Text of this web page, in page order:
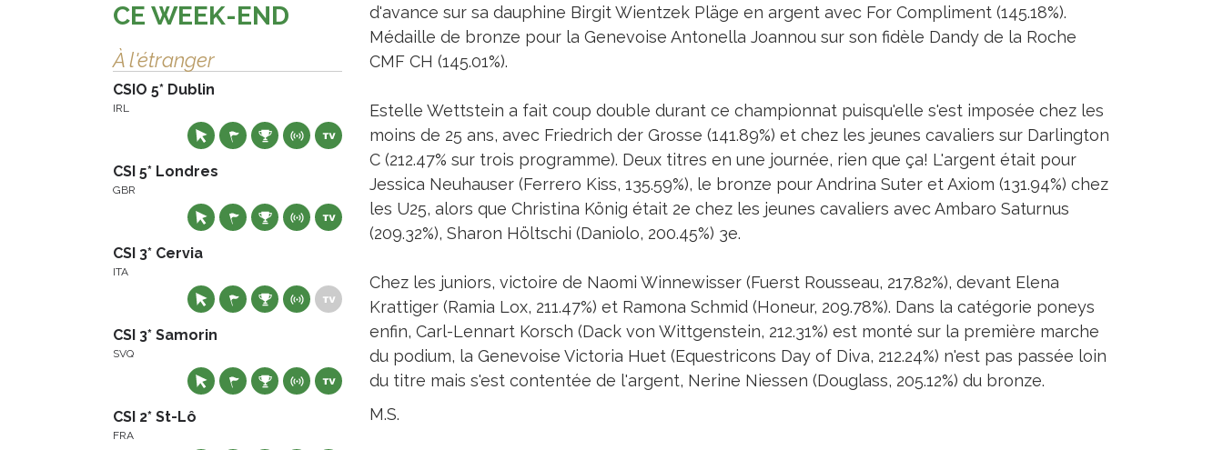
d'avance sur sa dauphine Birgit Wientzek Pläge en argent avec For Compliment (145.18%).
Médaille de bronze pour la Genevoise Antonella Joannou sur son fidèle Dandy de la Roche
CMF CH (145.01%).
Estelle Wettstein a fait coup double durant ce championnat puisqu'elle s'est imposée chez les
moins de 25 ans, avec Friedrich der Grosse (141.89%) et chez les jeunes cavaliers sur Darlington
C (212.47% sur trois programme). Deux titres en une journée, rien que ça! L'argent était pour
Jessica Neuhauser (Ferrero Kiss, 135.59%), le bronze pour Andrina Suter et Axiom (131.94%) chez
les U25, alors que Christina König était 2e chez les jeunes cavaliers avec Ambaro Saturnus
(209.32%), Sharon Höltschi (Daniolo, 200.45%) 3e.
Chez les juniors, victoire de Naomi Winnewisser (Fuerst Rousseau, 217.82%), devant Elena
Krattiger (Ramia Lox, 211.47%) et Ramona Schmid (Honeur, 209.78%). Dans la catégorie poneys
enfin, Carl-Lennart Korsch (Dack von Wittgenstein, 212.31%) est monté sur la première marche
du podium, la Genevoise Victoria Huet (Equestricons Day of Diva, 212.24%) n'est pas passée loin
du titre mais s'est contentée de l'argent, Nerine Niessen (Douglass, 205.12%) du bronze.
M.S.
CE WEEK-END
À l'étranger
CSIO 5* Dublin
IRL
CSI 5* Londres
GBR
CSI 3* Cervia
ITA
CSI 3* Samorin
SVQ
CSI 2* St-Lô
FRA